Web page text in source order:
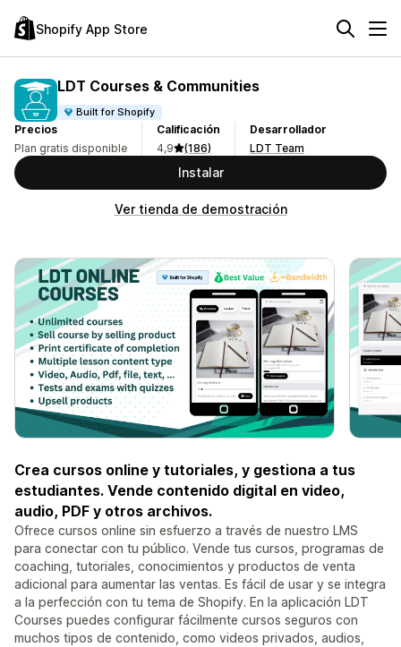
Shopify App Store
LDT Courses & Communities
Built for Shopify
Precios
Plan gratis disponible
Calificación
4,9
(186)
Desarrollador
LDT Team
Instalar
Ver tienda de demostración
Crea cursos online y tutoriales, y gestiona a tus
estudiantes. Vende contenido digital en video,
audio, PDF y otros archivos.
Ofrece cursos online sin esfuerzo a través de nuestro LMS
para conectar con tu público. Vende tus cursos, programas de
coaching, tutoriales, conocimientos y productos de venta
adicional para aumentar las ventas. Es fácil de usar y se integra
a la perfección con tu tema de Shopify. En la aplicación LDT
Courses puedes configurar fácilmente cursos seguros con
muchos tipos de contenido, como videos privados, audios,